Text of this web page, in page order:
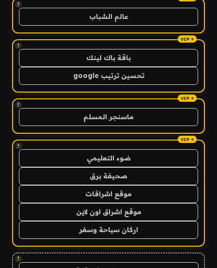
!
عالم الشباب
!
باقة باك لينك
تحسين ترتيب google
!
ماسنجر المسلم
!
ضوء التعليمي
صحيفة برق
موقع اشراقات
موقع اشراق اون لاين
اركان سياحة وسفر
!